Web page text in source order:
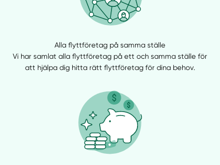
Alla flyttföretag på samma ställe
Vi har samlat alla flyttföretag på ett och samma ställe för
att hjälpa dig hitta rätt flyttföretag för dina behov.